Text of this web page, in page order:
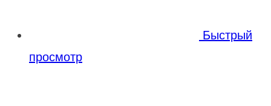
Быстрый
просмотр